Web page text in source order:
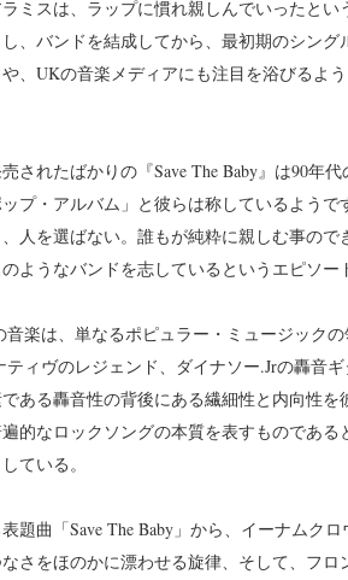
ミスは、ラップに慣れ親しんでいったと
、バンドを結成してから、最初期のシング
、UKの音楽メディアにも注目を浴びるよ
されたばかりの『Save The Baby』は90年
プ・アルバム」と彼らは称しているよう
人を選ばない。誰もが純粋に親しむ事の
ようなバンドを志しているというエピソー
音楽は、単なるポピュラー・ミュージック
ティヴのレジェンド、ダイナソー.Jrの轟音
ある轟音性の背後にある繊細性と内向性
的なロックソングの本質を表すものであ
ている。
題曲「Save The Baby」から、イーナムク
さをほのかに漂わせる旋律、そして、フ